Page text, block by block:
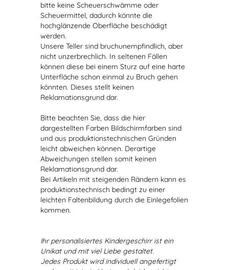
bitte keine Scheuerschwämme oder
Scheuermittel, dadurch könnte die
hochglänzende Oberfläche beschädigt
werden.
Unsere Teller sind bruchunempfindlich, aber
nicht unzerbrechlich. In seltenen Fällen
können diese bei einem Sturz auf eine harte
Unterfläche schon einmal zu Bruch gehen
könnten. Dieses stellt keinen
Reklamationsgrund dar.
Bitte beachten Sie, dass die hier
dargestellten Farben Bildschirmfarben sind
und aus produktionstechnischen Gründen
leicht abweichen können. Derartige
Abweichungen stellen somit keinen
Reklamationsgrund dar.
Bei Artikeln mit steigenden Rändern kann es
produktionstechnisch bedingt zu einer
leichten Faltenbildung durch die Einlegefolien
kommen.
Ihr personalisiertes Kindergeschirr ist ein
Unikat und mit viel Liebe gestaltet.
Jedes Produkt wird individuell angefertigt